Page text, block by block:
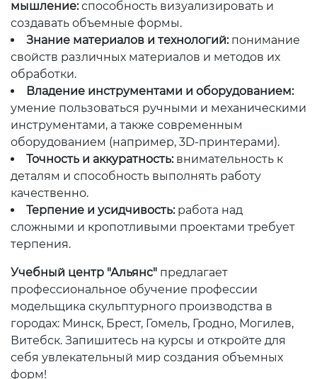
мышление:способность визуализировать и
создавать объемные формы.
Знание материалов и технологий:понимание
свойств различных материалов и методов их
обработки.
Владение инструментами и оборудованием:
умение пользоваться ручными и механическими
инструментами, а также современным
оборудованием (например, 3D-принтерами).
Точность и аккуратность:внимательность к
деталям и способность выполнять работу
качественно.
Терпение и усидчивость:работа над
сложными и кропотливыми проектами требует
терпения.
Учебный центр "Альянс" предлагает
профессиональное обучение профессии
модельщика скульптурного производства в
городах: Минск, Брест, Гомель, Гродно, Могилев,
Витебск. Запишитесь на курсы и откройте для
себя увлекательный мир создания объемных
форм!